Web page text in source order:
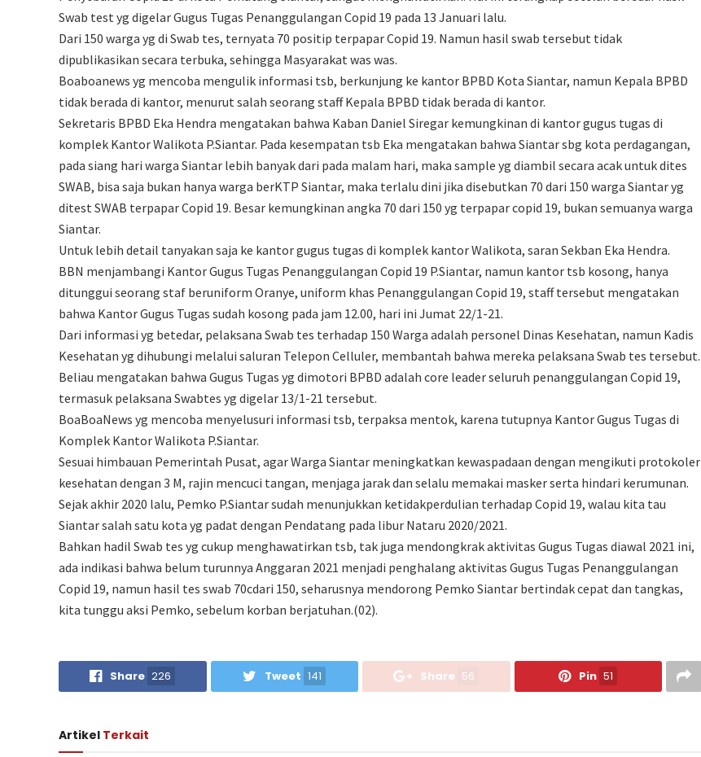
Swab test yg digelar Gugus Tugas Penanggulangan Copid 19 pada 13 Januari lalu.
Dari 150 warga yg di Swab tes, ternyata 70 positip terpapar Copid 19. Namun hasil swab tersebut tidak
dipublikasikan secara terbuka, sehingga Masyarakat was was.
Boaboanews yg mencoba mengulik informasi tsb, berkunjung ke kantor BPBD Kota Siantar, namun Kepala BPBD
tidak berada di kantor, menurut salah seorang staff Kepala BPBD tidak berada di kantor.
Sekretaris BPBD Eka Hendra mengatakan bahwa Kaban Daniel Siregar kemungkinan di kantor gugus tugas di
komplek Kantor Walikota P.Siantar. Pada kesempatan tsb Eka mengatakan bahwa Siantar sbg kota perdagangan,
pada siang hari warga Siantar lebih banyak dari pada malam hari, maka sample yg diambil secara acak untuk dites
SWAB, bisa saja bukan hanya warga berKTP Siantar, maka terlalu dini jika disebutkan 70 dari 150 warga Siantar yg
ditest SWAB terpapar Copid 19. Besar kemungkinan angka 70 dari 150 yg terpapar copid 19, bukan semuanya warga
Siantar.
Untuk lebih detail tanyakan saja ke kantor gugus tugas di komplek kantor Walikota, saran Sekban Eka Hendra.
BBN menjambangi Kantor Gugus Tugas Penanggulangan Copid 19 P.Siantar, namun kantor tsb kosong, hanya
ditunggui seorang staf beruniform Oranye, uniform khas Penanggulangan Copid 19, staff tersebut mengatakan
bahwa Kantor Gugus Tugas sudah kosong pada jam 12.00, hari ini Jumat 22/1-21.
Dari informasi yg betedar, pelaksana Swab tes terhadap 150 Warga adalah personel Dinas Kesehatan, namun Kadis
Kesehatan yg dihubungi melalui saluran Telepon Celluler, membantah bahwa mereka pelaksana Swab tes tersebut.
Beliau mengatakan bahwa Gugus Tugas yg dimotori BPBD adalah core leader seluruh penanggulangan Copid 19,
termasuk pelaksana Swabtes yg digelar 13/1-21 tersebut.
BoaBoaNews yg mencoba menyelusuri informasi tsb, terpaksa mentok, karena tutupnya Kantor Gugus Tugas di
Komplek Kantor Walikota P.Siantar.
Sesuai himbauan Pemerintah Pusat, agar Warga Siantar meningkatkan kewaspadaan dengan mengikuti protokoler
kesehatan dengan 3 M, rajin mencuci tangan, menjaga jarak dan selalu memakai masker serta hindari kerumunan.
Sejak akhir 2020 lalu, Pemko P.Siantar sudah menunjukkan ketidakperdulian terhadap Copid 19, walau kita tau
Siantar salah satu kota yg padat dengan Pendatang pada libur Nataru 2020/2021.
Bahkan hadil Swab tes yg cukup menghawatirkan tsb, tak juga mendongkrak aktivitas Gugus Tugas diawal 2021 ini,
ada indikasi bahwa belum turunnya Anggaran 2021 menjadi penghalang aktivitas Gugus Tugas Penanggulangan
Copid 19, namun hasil tes swab 70cdari 150, seharusnya mendorong Pemko Siantar bertindak cepat dan tangkas,
kita tunggu aksi Pemko, sebelum korban berjatuhan.(02).
Share 226 Tweet 141 Share 56 Pin 51
Artikel Terkait